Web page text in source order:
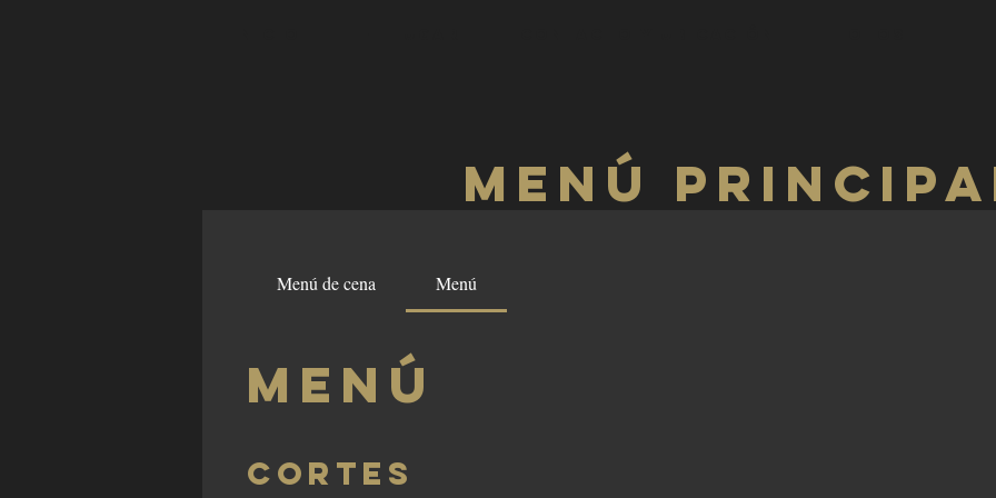
MENÚ
Menú de cena Menú
Menú
Cortes